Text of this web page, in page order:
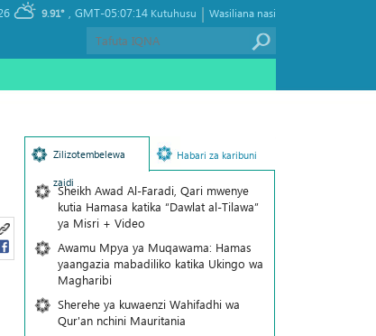
GMT-05:07:14
9.91° Wasiliana nasi
|
Kutuhusu
Zilizotembelewa
zaidi
Habari za karibuni
Sheikh Awad Al-Faradi, Qari mwenye
kutia Hamasa katika “Dawlat al-Tilawa”
ya Misri + Video
Awamu Mpya ya Muqawama: Hamas
yaangazia mabadiliko katika Ukingo wa
Magharibi
Sherehe ya kuwaenzi Wahifadhi wa
Qur'an nchini Mauritania